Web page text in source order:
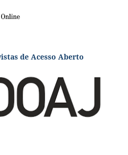
de Acesso Aberto